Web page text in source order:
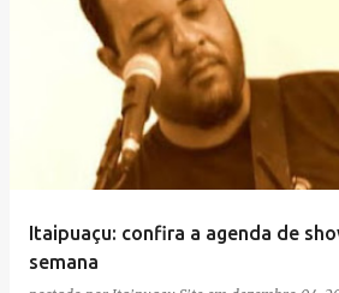
Itaipuaçu: confira a agenda de
semana